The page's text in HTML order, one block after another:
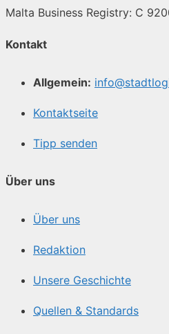
Malta Business Registry: C
Kontakt
Allgemein:
Kontaktseite
Tipp senden
Über uns
Über uns
Redaktion
Unsere Geschichte
Quellen & Standards